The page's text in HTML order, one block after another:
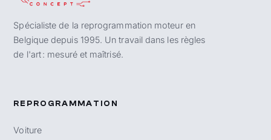
Spécialiste de la reprogrammation moteur en
Belgique depuis 1995. Un travail dans les règles
de l'art : mesuré et maîtrisé.
REPROGRAMMATION
Voiture